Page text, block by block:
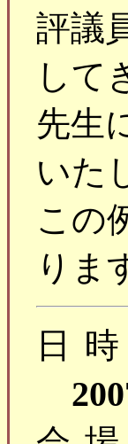
評議
して
先生
いた
この
りま
日